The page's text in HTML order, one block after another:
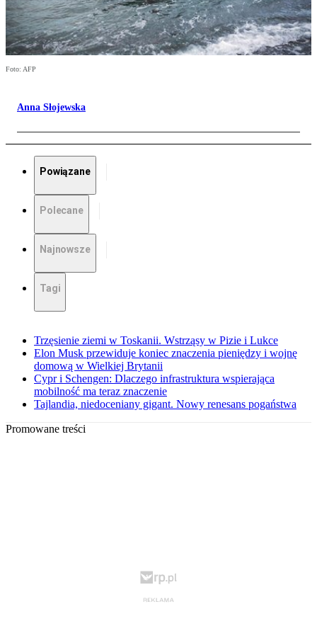
Foto: AFP
Anna Słojewska
Powiązane
Polecane
Najnowsze
Tagi
Trzęsienie ziemi w Toskanii. Wstrząsy w Pizie i Lukce
Elon Musk przewiduje koniec znaczenia pieniędzy i wojnę
domową w Wielkiej Brytanii
Cypr i Schengen: Dlaczego infrastruktura wspierająca
mobilność ma teraz znaczenie
Tajlandia, niedoceniany gigant. Nowy renesans pogaństwa
Promowane treści